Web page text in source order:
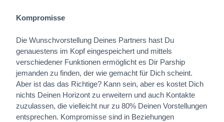
Kompromisse
Die Wunschvorstellung Deines Partners hast Du
genauestens im Kopf eingespeichert und mittels
verschiedener Funktionen ermöglicht es Dir Parship
jemanden zu finden, der wie gemacht für Dich scheint.
Aber ist das das Richtige? Kann sein, aber es kostet Dich
nichts Deinen Horizont zu erweitern und auch Kontakte
zuzulassen, die vielleicht nur zu 80% Deinen Vorstellungen
entsprechen. Kompromisse sind in Beziehungen